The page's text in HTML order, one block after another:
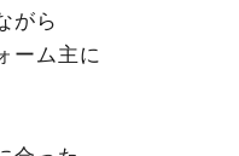
がら
ーム主に